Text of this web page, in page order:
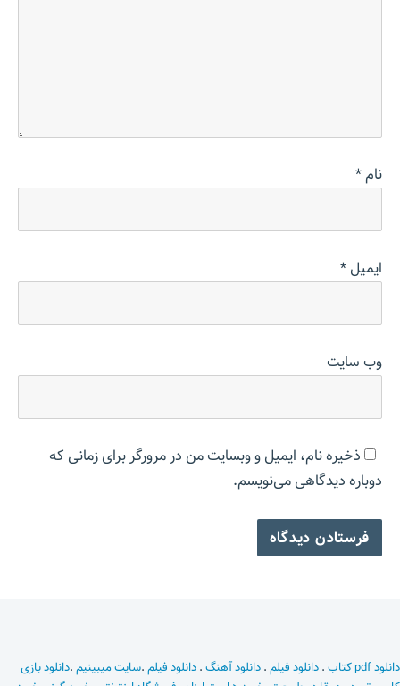
نام*
ایمیل*
وب‌ سایت
ذخیره نام، ایمیل و وبسایت من در مرورگر برای زمانی که
دوباره دیدگاهی می‌نویسم.
دانلود pdf کتاب .دانلود فیلم.دانلود آهنگ.دانلود فیلم.سایت میبینیم.دانلود بازی